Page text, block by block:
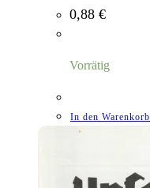
0,88 €
Vorrätig
In den Warenkorb